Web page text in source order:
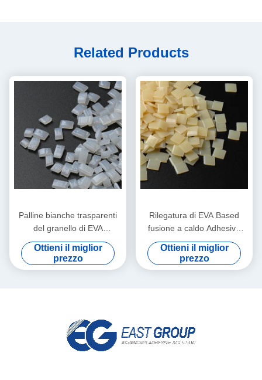
Related Products
Palline bianche trasparenti
del granello di EVA
Bookbinding fusione a caldo
Adhesive
Ottieni il miglior
prezzo
Rilegatura di EVA Based
fusione a caldo Adhesive
EVA fusione a caldo colla
For del granello
Ottieni il miglior
prezzo